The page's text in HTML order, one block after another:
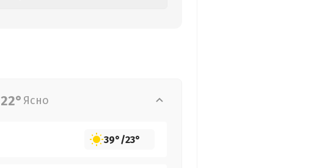
22° Ясно
39°/23°